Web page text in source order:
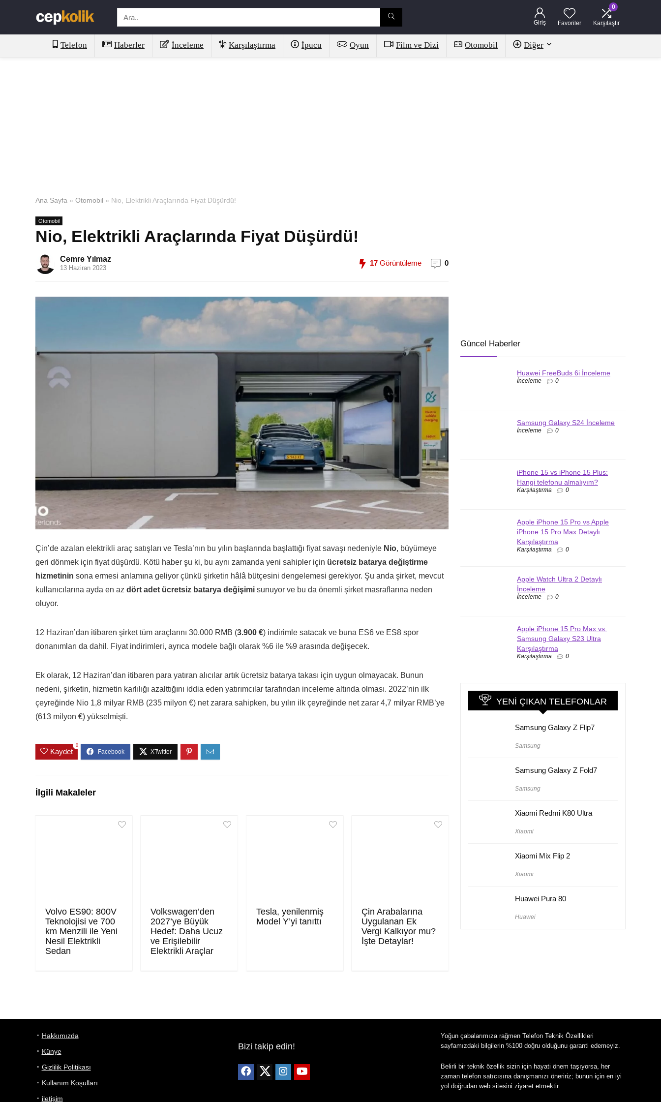
Giriş Favoriler
0
Karşılaştır
Telefon Haberler İnceleme Karşılaştırma İpucu Oyun Film ve Dizi Otomobil Diğer
Ana Sayfa » Otomobil » Nio, Elektrikli Araçlarında Fiyat Düşürdü!
Otomobil
Nio, Elektrikli Araçlarında Fiyat Düşürdü!
Cemre Yılmaz
13 Haziran 2023
17 Görüntüleme 0
Çin’de azalan elektrikli araç satışları ve Tesla’nın bu yılın başlarında başlattığı fiyat savaşı nedeniyle Nio, büyümeye
geri dönmek için fiyat düşürdü. Kötü haber şu ki, bu aynı zamanda yeni sahipler için ücretsiz batarya değiştirme
hizmetinin sona ermesi anlamına geliyor çünkü şirketin hâlâ bütçesini dengelemesi gerekiyor. Şu anda şirket, mevcut
kullanıcılarına ayda en az dört adet ücretsiz batarya değişimi sunuyor ve bu da önemli şirket masraflarına neden
oluyor.
12 Haziran’dan itibaren şirket tüm araçlarını 30.000 RMB (3.900 €) indirimle satacak ve buna ES6 ve ES8 spor
donanımları da dahil. Fiyat indirimleri, ayrıca modele bağlı olarak %6 ile %9 arasında değişecek.
Ek olarak, 12 Haziran’dan itibaren para yatıran alıcılar artık ücretsiz batarya takası için uygun olmayacak. Bunun
nedeni, şirketin, hizmetin karlılığı azalttığını iddia eden yatırımcılar tarafından inceleme altında olması. 2022’nin ilk
çeyreğinde Nio 1,8 milyar RMB (235 milyon €) net zarara sahipken, bu yılın ilk çeyreğinde net zarar 4,7 milyar RMB’ye
(613 milyon €) yükselmişti.
Kaydet
0
İlgili Makaleler
Volvo ES90: 800V
Teknolojisi ve 700
km Menzili ile Yeni
Nesil Elektrikli
Sedan
Volkswagen’den
2027’ye Büyük
Hedef: Daha Ucuz
ve Erişilebilir
Elektrikli Araçlar
Tesla, yenilenmiş
Model Y’yi tanıttı
Çin Arabalarına
Uygulanan Ek
Vergi Kalkıyor mu?
İşte Detaylar!
Güncel Haberler
Huawei FreeBuds 6i İnceleme
İnceleme 0
Samsung Galaxy S24 İnceleme
İnceleme 0
iPhone 15 vs iPhone 15 Plus:
Hangi telefonu almalıyım?
Karşılaştırma 0
Apple iPhone 15 Pro vs Apple
iPhone 15 Pro Max Detaylı
Karşılaştırma
Karşılaştırma 0
Apple Watch Ultra 2 Detaylı
İnceleme
İnceleme 0
Apple iPhone 15 Pro Max vs.
Samsung Galaxy S23 Ultra
Karşılaştırma
Karşılaştırma 0
YENI ÇIKAN TELEFONLAR
Samsung Galaxy Z Flip7
Samsung
Samsung Galaxy Z Fold7
Samsung
Xiaomi Redmi K80 Ultra
Xiaomi
Xiaomi Mix Flip 2
Xiaomi
Huawei Pura 80
Huawei
Hakkımızda
Künye
Gizlilik Politikası
Kullanım Koşulları
iletişim
Bizi takip edin!
Yoğun çabalarımıza rağmen Telefon Teknik Özellikleri
sayfamızdaki bilgilerin %100 doğru olduğunu garanti edemeyiz.
Belirli bir teknik özellik sizin için hayati önem taşıyorsa, her
zaman telefon satıcısına danışmanızı öneririz; bunun için en iyi
yol doğrudan web sitesini ziyaret etmektir.